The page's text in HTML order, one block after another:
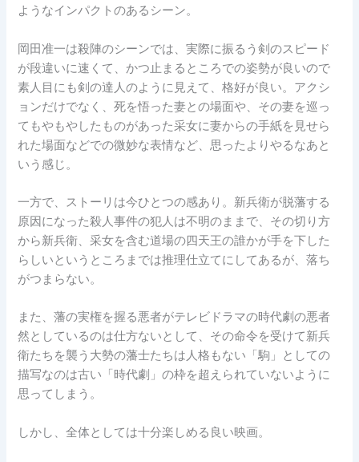
ようなインパクトのあるシーン。
岡田准一は殺陣のシーンでは、実際に振るう剣のスピード
が段違いに速くて、かつ止まるところでの姿勢が良いので
素人目にも剣の達人のように見えて、格好が良い。アクシ
ョンだけでなく、死を悟った妻との場面や、その妻を巡っ
てもやもやしたものがあった采女に妻からの手紙を見せら
れた場面などでの微妙な表情など、思ったよりやるなあと
いう感じ。
一方で、ストーリは今ひとつの感あり。新兵衛が脱藩する
原因になった殺人事件の犯人は不明のままで、その切り方
から新兵衛、采女を含む道場の四天王の誰かが手を下した
らしいというところまでは推理仕立てにしてあるが、落ち
がつまらない。
また、藩の実権を握る悪者がテレビドラマの時代劇の悪者
然としているのは仕方ないとして、その命令を受けて新兵
衛たちを襲う大勢の藩士たちは人格もない「駒」としての
描写なのは古い「時代劇」の枠を超えられていないように
思ってしまう。
しかし、全体としては十分楽しめる良い映画。